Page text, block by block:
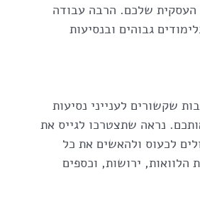
העסקית שלכם. הרבה עבודה
גבוהים ובנסיעות
שקשורים לענייני נסיעות
נראה שתצטרכו לגייס את
לכעוס ולהאשים את כל
ירושות, וכספים